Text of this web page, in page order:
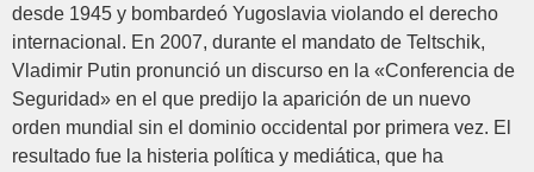
desde 1945 y bombardeó Yugoslavia violando el derecho
internacional. En 2007, durante el mandato de Teltschik,
Vladimir Putin pronunció un discurso en la «Conferencia de
Seguridad» en el que predijo la aparición de un nuevo
orden mundial sin el dominio occidental por primera vez. El
resultado fue la histeria política y mediática, que ha